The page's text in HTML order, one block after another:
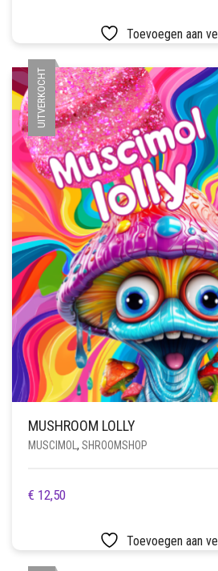
TOT
€ 22,95
HEEFT
MEERDERE
DEZE
OPTIE
KAN
GEKOZEN
WORDEN
OP
DE
PRODUCTPAGINA
Toevoegen aan
UITVERKOCHT
MUSHROOM LOLLY
MUSCIMOL , SHROOMSHOP
€ 12,50
Toevoegen aan